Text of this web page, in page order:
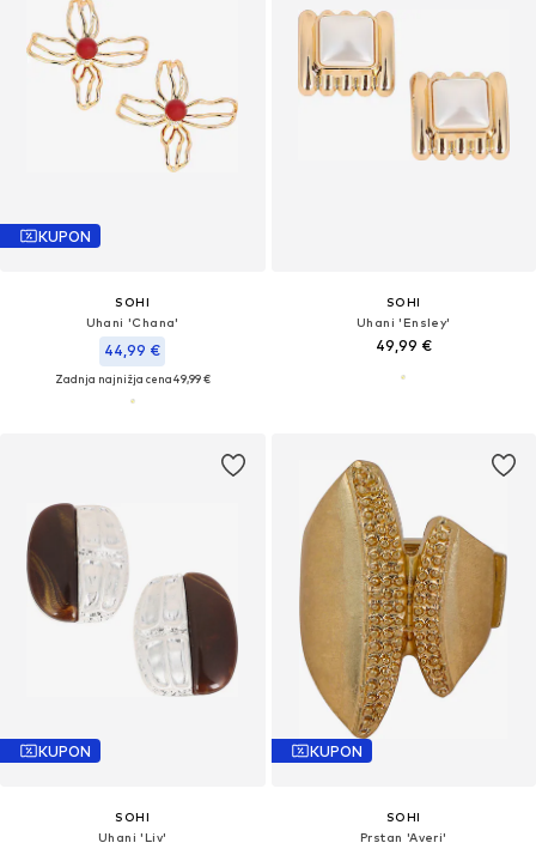
KUPON
SOHI
Uhani 'Chana'
44,99 €
Zadnja najnižja cena49,99 €
SOHI
Uhani 'Ensley'
49,99 €
KUPON
SOHI
Uhani 'Liv'
KUPON
SOHI
Prstan 'Averi'